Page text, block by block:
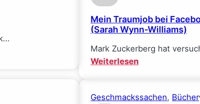
Mein Traumjob bei
(Sarah Wynn-Williams)
Mark Zuckerberg hat
Weiterlesen:
bei
Geschmackssachen, Bücher